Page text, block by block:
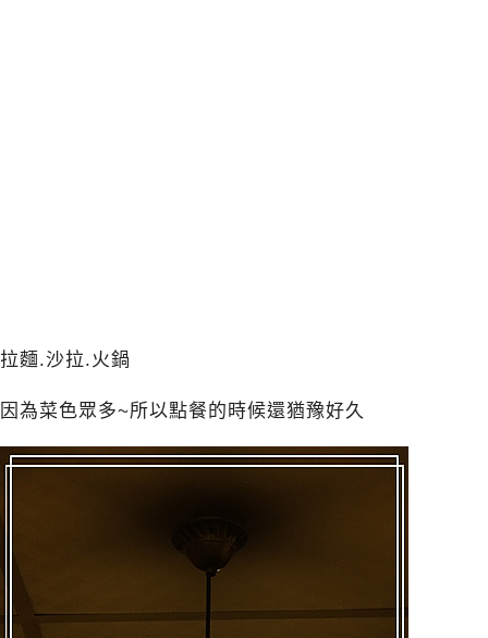
拉麵.沙拉.火鍋
因為菜色眾多~所以點餐的時候還猶豫好久